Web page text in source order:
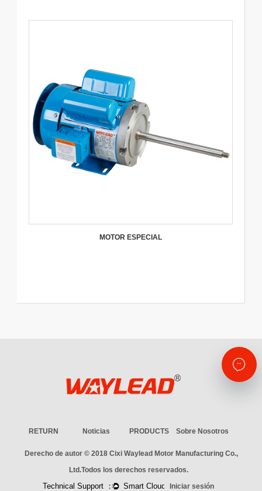
MOTOR ESPECIAL
RETURN Noticias PRODUCTS Sobre Nosotros
Derecho de autor © 2018 Cixi Waylead Motor Manufacturing Co.,
Ltd.Todos los derechos reservados.
Iniciar sesión